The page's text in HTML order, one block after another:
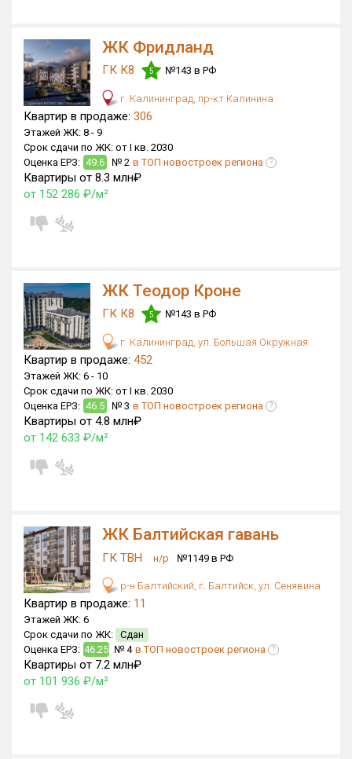
Только новые
Оценка ЕРЗ ЖК
от
с продажами
Жилых комплексов
Многоквартирных домов
Блокированных домов
Домов с апартаментами
Поселков таунхаусов
Блокированных домов
Квартир, апартаментов,
блоков в БД
ЖК Фридланд
ГК К8 5 №143 в РФ
г. Калининград, пр-кт Калинина
Квартир в продаже: 306
Этажей ЖК: 8 - 9
Срок сдачи по ЖК: от I кв. 2030
Оценка ЕРЗ: 49.6 № 2 в ТОП новостроек региона ?
Квартиры от 8.3 млн₽
от 152 286 ₽/м²
ЖК Теодор Кроне
ГК К8 5 №143 в РФ
г. Калининград, ул. Большая Окружная
Квартир в продаже: 452
Этажей ЖК: 6 - 10
Срок сдачи по ЖК: от I кв. 2030
Оценка ЕРЗ: 46.5 № 3 в ТОП новостроек региона ?
Квартиры от 4.8 млн₽
от 142 633 ₽/м²
ЖК Балтийская гавань
ГК ТВН н/р №1149 в РФ
р-н Балтийский, г. Балтийск, ул. Сенявина
Квартир в продаже: 11
Этажей ЖК: 6
Срок сдачи по ЖК: Сдан
Оценка ЕРЗ: 46.25 № 4 в ТОП новостроек региона ?
Квартиры от 7.2 млн₽
от 101 936 ₽/м²